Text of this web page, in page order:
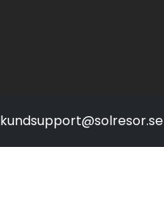
kundsupport@solresor.se